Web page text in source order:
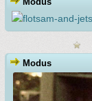
Modus